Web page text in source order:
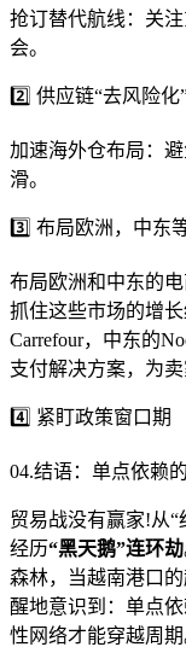
抢订替代航线：关
会。
2️⃣ 供应链“去风险化
加速海外仓布局：
滑。
3️⃣ 布局欧洲，中东
布局欧洲和中东的
抓住这些市场的增长
Carrefour，中东的
支付解决方案，为
4️⃣ 紧盯政策窗口期
04.结语：单点依赖
贸易战没有赢家!从“
经历“黑天鹅”连环劫
森林，当越南港口
醒地意识到：单点
性网络才能穿越周